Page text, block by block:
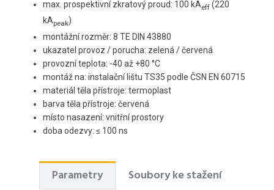
max. prospektivní zkratový proud: 100 kAeff (220
kApeak)
montážní rozměr: 8 TE DIN 43880
ukazatel provoz / porucha: zelená / červená
provozní teplota: -40 až +80 °C
montáž na: instalační lištu TS35 podle ČSN EN 60715
materiál těla přístroje: termoplast
barva těla přístroje: červená
místo nasazení: vnitřní prostory
doba odezvy: ≤ 100 ns
Parametry
Soubory ke stažení